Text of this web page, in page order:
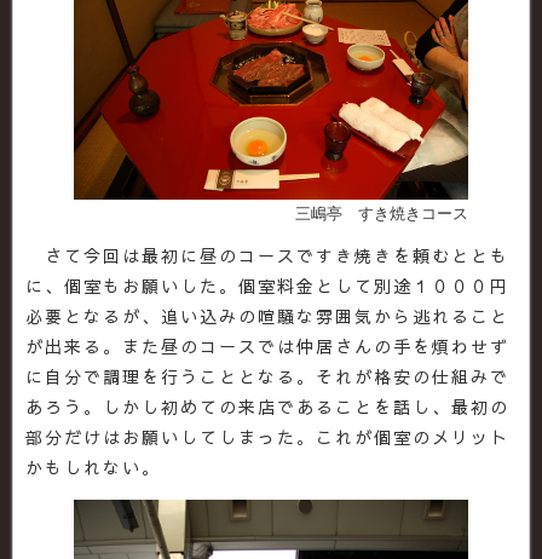
三嶋亭 すき焼きコース
さて今回は最初に昼のコースですき焼きを頼むととも
に、個室もお願いした。個室料金として別途１０００円
必要となるが、追い込みの喧騒な雰囲気から逃れること
が出来る。また昼のコースでは仲居さんの手を煩わせず
に自分で調理を行うこととなる。それが格安の仕組みで
あろう。しかし初めての来店であることを話し、最初の
部分だけはお願いしてしまった。これが個室のメリット
かもしれない。